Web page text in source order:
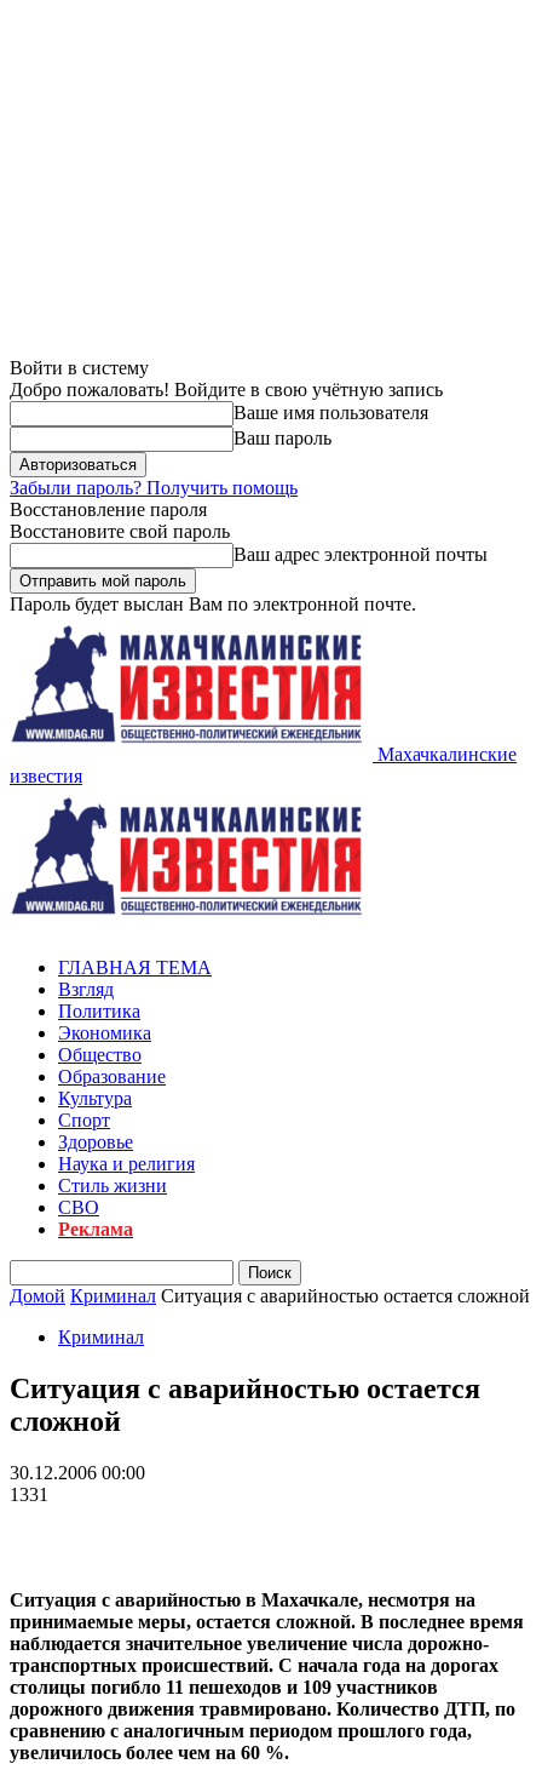
Войти в систему
Добро пожаловать! Войдите в свою учётную запись
Ваше имя пользователя
Ваш пароль
Забыли пароль? Получить помощь
Восстановление пароля
Восстановите свой пароль
Ваш адрес электронной почты
Пароль будет выслан Вам по электронной почте.
Махачкалинские
известия
ГЛАВНАЯ ТЕМА
Взгляд
Политика
Экономика
Общество
Образование
Культура
Спорт
Здоровье
Наука и религия
Стиль жизни
СВО
Реклама
Домой Криминал Ситуация с аварийностью остается сложной
Криминал
Ситуация с аварийностью остается
сложной
30.12.2006 00:00
1331
Ситуация с аварийностью в Махачкале, несмотря на
принимаемые меры, остается сложной. В последнее время
наблюдается значительное увеличение числа дорожно-
транспортных происшествий. С начала года на дорогах
столицы погибло 11 пешеходов и 109 участников
дорожного движения травмировано. Количество ДТП, по
сравнению с аналогичным периодом прошлого года,
увеличилось более чем на 60 %.